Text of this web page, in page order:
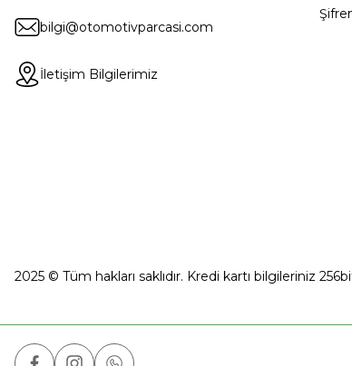
bilgi@otomotivparcasi.com
İletişim Bilgilerimiz
2025 © Tüm hakları saklıdır. Kredi kartı bilgileriniz